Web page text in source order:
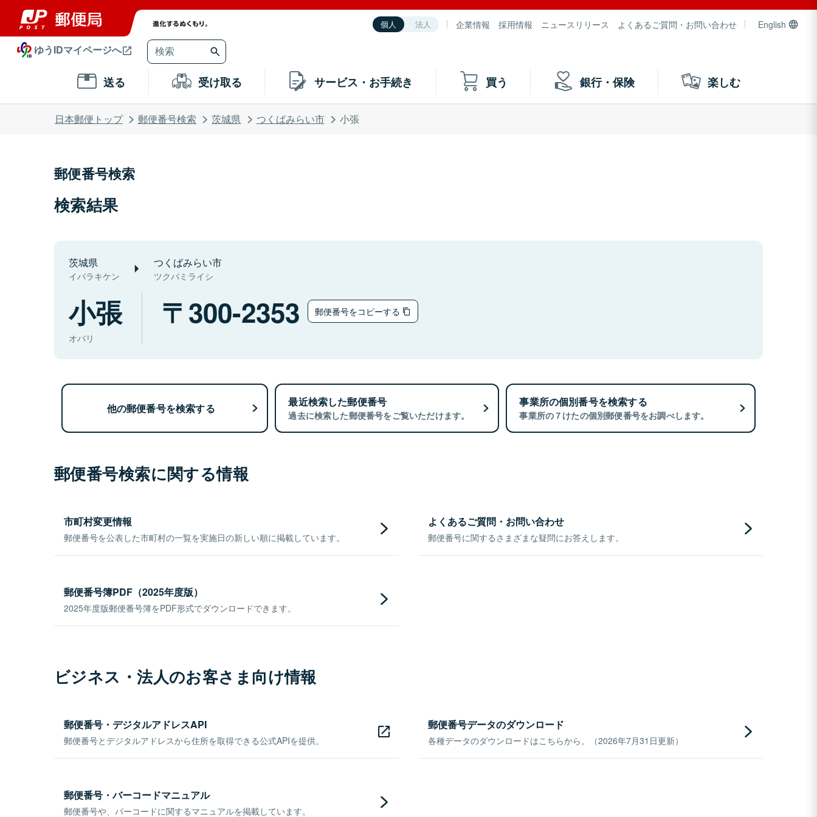
個人 法人 企業情報 採用情報 ニュースリリース よくあるご質問・お問い合わせ English
ゆうIDマイページへ
送る 受け取る サービス・お手続き 買う 銀行・保険 楽しむ
日本郵便トップ 郵便番号検索 茨城県 つくばみらい市 小張
郵便番号検索
検索結果
茨城県
イバラキケン
つくばみらい市
ツクバミライシ
小張
オバリ
300-2353 郵便番号をコピーする
他の郵便番号を検索する 最近検索した郵便番号
過去に検索した郵便番号をご覧いただけます。
事業所の個別番号を検索する
事業所の７けたの個別郵便番号をお調べします。
郵便番号検索に関する情報
市町村変更情報
郵便番号を公表した市町村の一覧を実施日の新しい順に掲載しています。
よくあるご質問・お問い合わせ
郵便番号に関するさまざまな疑問にお答えします。
郵便番号簿PDF（2025年度版）
2025年度版郵便番号簿をPDF形式でダウンロードできます。
ビジネス・法人のお客さま向け情報
郵便番号・デジタルアドレスAPI
郵便番号とデジタルアドレスから住所を取得できる公式APIを提供。
郵便番号データのダウンロード
各種データのダウンロードはこちらから。（2026年7月31日更新）
郵便番号・バーコードマニュアル
郵便番号や、バーコードに関するマニュアルを掲載しています。